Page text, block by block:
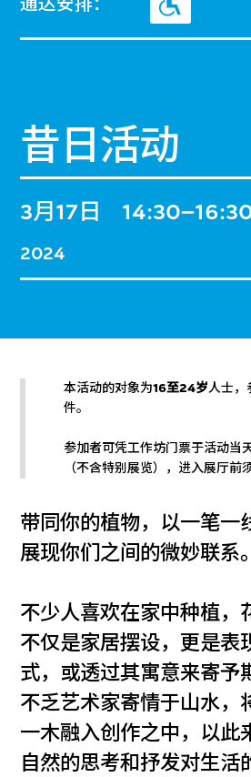
昔日活动
3月17日
2024
本活动的对象为16至24岁人士，
件。
参加者可凭工作坊门票于活动当
（不含特别展览），进入展厅前
带同你的植物，以一笔一
展现你们之间的微妙联系。
不少人喜欢在家中种植，
不仅是家居摆设，更是表
式，或透过其寓意来寄予
不乏艺术家寄情于山水，
一木融入创作之中，以此
自然的思考和抒发对生活